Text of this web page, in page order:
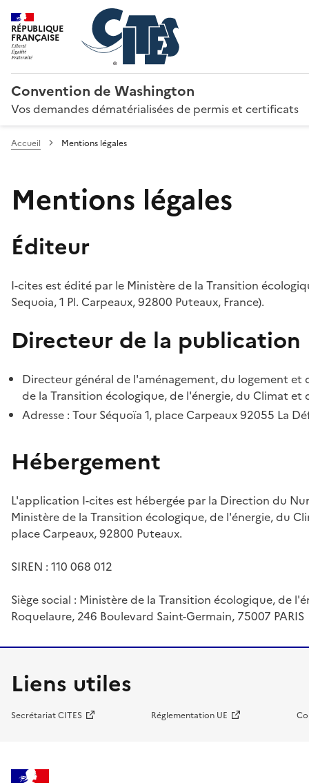
RÉPUBLIQUE
FRANÇAISE
Convention de Washington
Vos demandes dématérialisées de permis et certificats
Accueil Mentions légales
Mentions légales
Éditeur
I-cites est édité par le Ministère de la Transition
Sequoia, 1 Pl. Carpeaux, 92800 Puteaux, France).
Directeur de la publication
Directeur général de l'aménagement, du logement
de la Transition écologique, de l'énergie, du Climat et
Adresse : Tour Séquoïa 1, place Carpeaux 92055 La
Hébergement
L'application I-cites est hébergée par la Direction du
Ministère de la Transition écologique, de l'énergie, du
place Carpeaux, 92800 Puteaux.
SIREN : 110 068 012
Siège social : Ministère de la Transition écologique, de
Roquelaure, 246 Boulevard Saint-Germain, 75007 PARIS
Liens utiles
Secrétariat CITES Réglementation UE